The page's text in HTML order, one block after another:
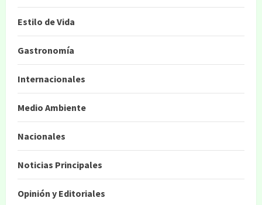
Estilo de Vida
Gastronomía
Internacionales
Medio Ambiente
Nacionales
Noticias Principales
Opinión y Editoriales